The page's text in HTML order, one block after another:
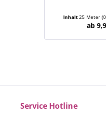
Inhalt 25 Meter
ab
Service Hotline